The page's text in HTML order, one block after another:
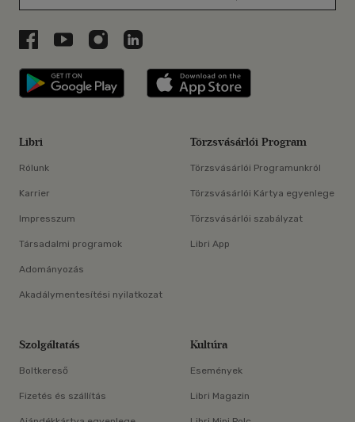
Libri a Facebookon
Libri a Youtube-on
Libri az Instagramon
Libri a LinkedInen
Libri applikáció Szerezd meg: Google
Libri
Rólunk
Karrier
Impresszum
Társadalmi programok
Adományozás
Akadálymentesítési nyilatkozat
Törzsvásárlói Program
Törzsvásárlói Programunkról
Törzsvásárlói Kártya egyenlege
Törzsvásárlói szabályzat
Libri App
Szolgáltatás
Boltkereső
Fizetés és szállítás
Kultúra
Események
Libri Magazin